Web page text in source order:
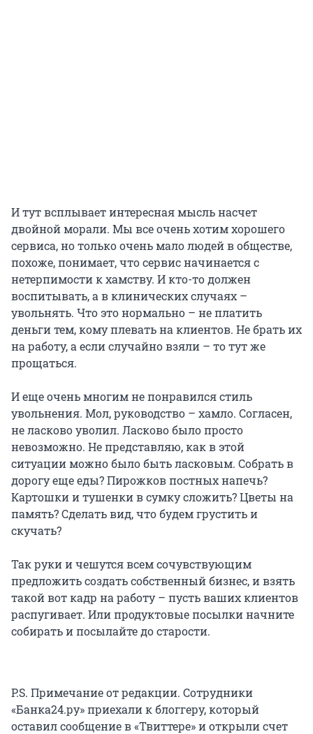
И тут всплывает интересная мысль насчет
двойной морали. Мы все очень хотим хорошего
сервиса, но только очень мало людей в обществе,
похоже, понимает, что сервис начинается с
нетерпимости к хамству. И кто-то должен
воспитывать, а в клинических случаях –
увольнять. Что это нормально – не платить
деньги тем, кому плевать на клиентов. Не брать их
на работу, а если случайно взяли – то тут же
прощаться.
И еще очень многим не понравился стиль
увольнения. Мол, руководство – хамло. Согласен,
не ласково уволил. Ласково было просто
невозможно. Не представляю, как в этой
ситуации можно было быть ласковым. Собрать в
дорогу еще еды? Пирожков постных напечь?
Картошки и тушенки в сумку сложить? Цветы на
память? Сделать вид, что будем грустить и
скучать?
Так руки и чешутся всем сочувствующим
предложить создать собственный бизнес, и взять
такой вот кадр на работу – пусть ваших клиентов
распугивает. Или продуктовые посылки начните
собирать и посылайте до старости.
P.S. Примечание от редакции. Сотрудники
«Банка24.ру» приехали к блоггеру, который
оставил сообщение в «Твиттере» и открыли счет